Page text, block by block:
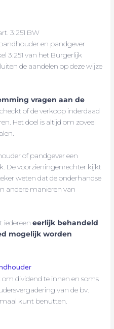
3:251 BW
en pandgever
3:251 van het Burgerlijk
de aandelen op deze wijze
vragen aan de
checkt of de verkoop inderdaad
Het doel is altijd om zoveel
of pandgever een
De voorzieningenrechter kijkt
weten dat de onderhandse
andere manieren van
iedereeneerlijk behandeld
mogelijk worden
dividend te innen en soms
van de bv.
kunt benutten.